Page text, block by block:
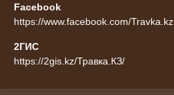
Facebook
https://www.facebook.com/Travka.kz
2ГИС
https://2gis.kz/Травка.КЗ/